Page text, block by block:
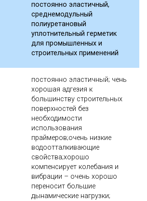
постоянно эластичный,
среднемодульный
полиуретановый
уплотнительный герметик
для промышленных и
строительных применений
постоянно эластичный; чень
хорошая адгезия к
большинству строительных
поверхностей без
необходимости
использования
праймеров;очень низкие
водоотталкивающие
свойства;хорошо
компенсирует колебания и
вибрации – очень хорошо
переносит большие
дынамические нагрузки;